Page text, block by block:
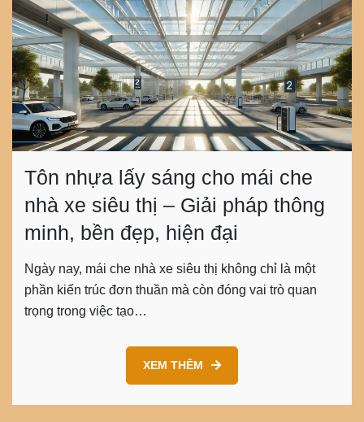
Tôn nhựa lấy sáng cho mái che
nhà xe siêu thị – Giải pháp thông
minh, bền đẹp, hiện đại
Ngày nay, mái che nhà xe siêu thị không chỉ là một
phần kiến trúc đơn thuần mà còn đóng vai trò quan
trọng trong việc tạo…
XEM THÊM